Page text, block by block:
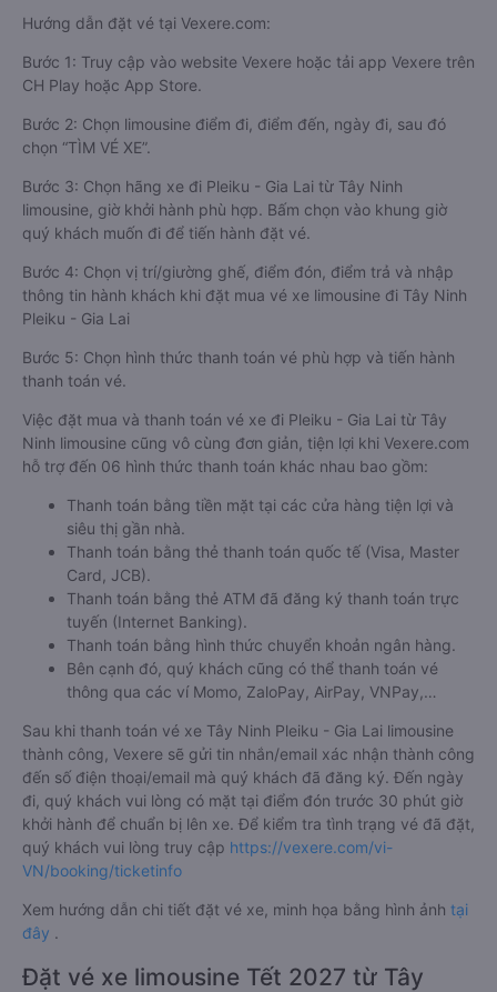
Hướng dẫn đặt vé tại Vexere.com:
Bước 1: Truy cập vào website Vexere hoặc tải app Vexere trên
CH Play hoặc App Store.
Bước 2: Chọn limousine điểm đi, điểm đến, ngày đi, sau đó
chọn “TÌM VÉ XE”.
Bước 3: Chọn hãng xe đi Pleiku - Gia Lai từ Tây Ninh
limousine, giờ khởi hành phù hợp. Bấm chọn vào khung giờ
quý khách muốn đi để tiến hành đặt vé.
Bước 4: Chọn vị trí/giường ghế, điểm đón, điểm trả và nhập
thông tin hành khách khi đặt mua vé xe limousine đi Tây Ninh
Pleiku - Gia Lai
Bước 5: Chọn hình thức thanh toán vé phù hợp và tiến hành
thanh toán vé.
Việc đặt mua và thanh toán vé xe đi Pleiku - Gia Lai từ Tây
Ninh limousine cũng vô cùng đơn giản, tiện lợi khi Vexere.com
hỗ trợ đến 06 hình thức thanh toán khác nhau bao gồm:
Thanh toán bằng tiền mặt tại các cửa hàng tiện lợi và
siêu thị gần nhà.
Thanh toán bằng thẻ thanh toán quốc tế (Visa, Master
Card, JCB).
Thanh toán bằng thẻ ATM đã đăng ký thanh toán trực
tuyến (Internet Banking).
Thanh toán bằng hình thức chuyển khoản ngân hàng.
Bên cạnh đó, quý khách cũng có thể thanh toán vé
thông qua các ví Momo, ZaloPay, AirPay, VNPay,…
Sau khi thanh toán vé xe Tây Ninh Pleiku - Gia Lai limousine
thành công, Vexere sẽ gửi tin nhắn/email xác nhận thành công
đến số điện thoại/email mà quý khách đã đăng ký. Đến ngày
đi, quý khách vui lòng có mặt tại điểm đón trước 30 phút giờ
khởi hành để chuẩn bị lên xe. Để kiểm tra tình trạng vé đã đặt,
quý khách vui lòng truy cập https://vexere.com/vi-
VN/booking/ticketinfo
Xem hướng dẫn chi tiết đặt vé xe, minh họa bằng hình ảnh tại
đây .
Đặt vé xe limousine Tết 2027 từ Tây